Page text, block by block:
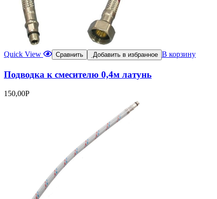
Quick View Сравнить Добавить в избранное В корзину
Подводка к смесителю 0,4м латунь
150,00Р